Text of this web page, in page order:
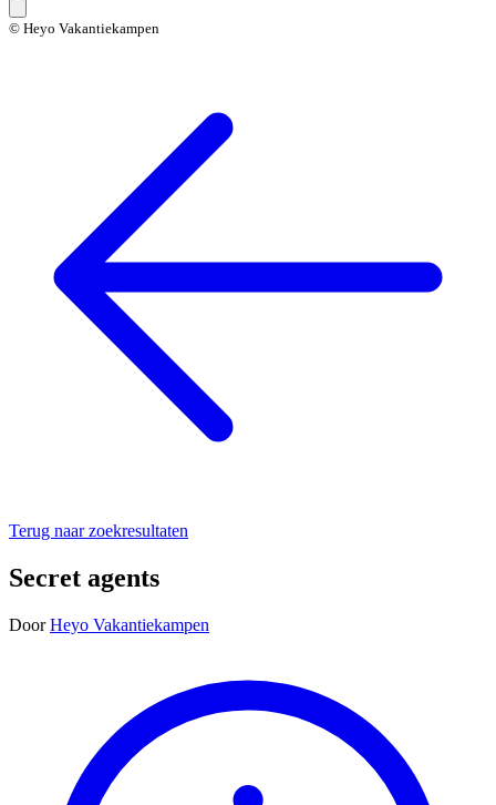
© Heyo Vakantiekampen
Terug naar zoekresultaten
Secret agents
Door Heyo Vakantiekampen